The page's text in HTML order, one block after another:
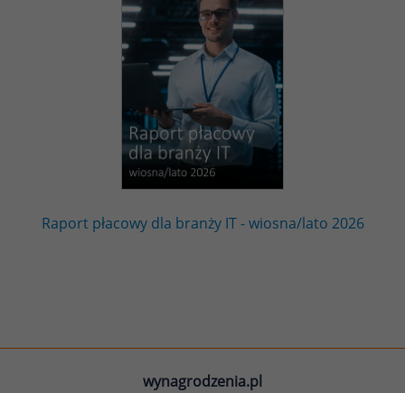
Raport płacowy dla branży IT - wiosna/lato 2026
wynagrodzenia.pl